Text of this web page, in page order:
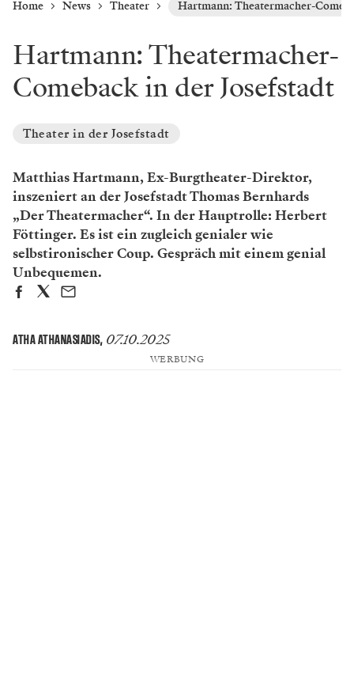
Home News Theater Hartmann: Theatermacher-
Hartmann: Theatermacher-
Comeback in der Josefstadt
Theater in der Josefstadt
Matthias Hartmann, Ex-Burgtheater-Direktor,
inszeniert an der Josefstadt Thomas Bernhards
„Der Theatermacher“. In der Hauptrolle: Herbert
Föttinger. Es ist ein zugleich genialer wie
selbstironischer Coup. Gespräch mit einem genial
Unbequemen.
ATHA ATHANASIADIS, 07.10.2025
WERBUNG